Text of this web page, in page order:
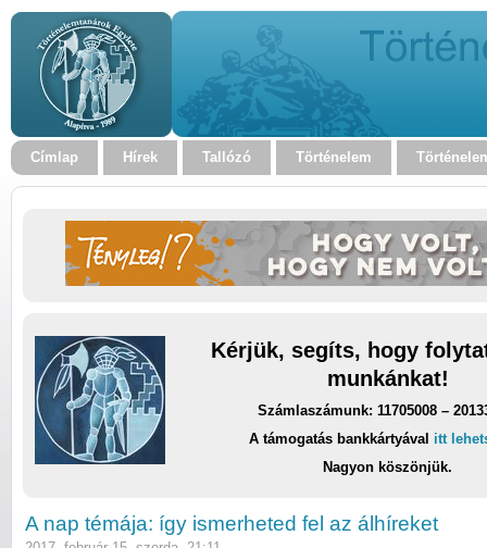
Címlap Hírek Tallózó Történelem
Kérjük, segíts, hogy
munkánkat!
Számlaszámunk: 11705008 –
A támogatás bankkártyával itt
Nagyon köszönjük.
A nap témája: így ismerheted fel az álhíreket